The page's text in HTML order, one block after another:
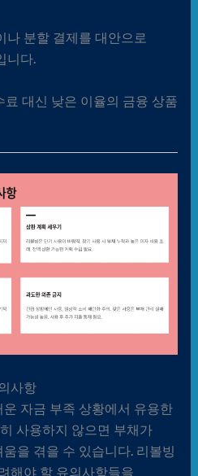
나 분할 결제를 대안으로
니다.
대신 낮은 이율의 금융 상품
사항
자금 부족 상황에서 유용한
사용하지 않으면 부채가
을 겪을 수 있습니다. 리볼빙
해야 할 유의사항들을